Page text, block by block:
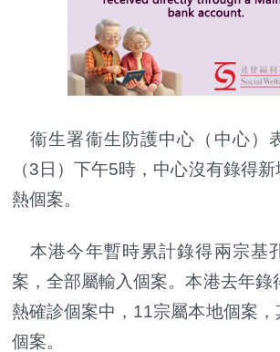
衞生署衞生防護中心（中心）
（3日）下午5時，中心沒有錄得
熱個案。
本港今年暫時累計錄得兩宗基
案，全部屬輸入個案。本港去年錄
熱確診個案中，11宗屬本地個案，
個案。